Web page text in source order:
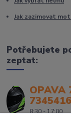
Jak zazimovat
Potřebujete
zeptat:
OPAVA
8:30 - 17:00